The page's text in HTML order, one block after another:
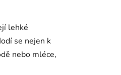
lehké
se nejen k
nebo mléce,